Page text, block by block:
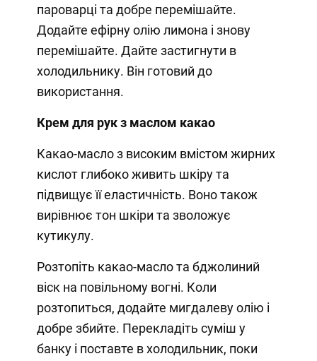
пароварці та добре перемішайте.
Додайте ефірну олію лимона і знову
перемішайте. Дайте застигнути в
холодильнику. Він готовий до
використання.
Крем для рук з маслом какао
Какао-масло з високим вмістом жирних
кислот глибоко живить шкіру та
підвищує її еластичність. Воно також
вирівнює тон шкіри та зволожує
кутикулу.
Розтопіть какао-масло та бджолиний
віск на повільному вогні. Коли
розтопиться, додайте мигдалеву олію і
добре збийте. Перекладіть суміш у
банку і поставте в холодильник, поки